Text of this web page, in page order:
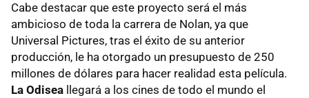
Cabe destacar que este proyecto será el más
ambicioso de toda la carrera de Nolan, ya que
Universal Pictures, tras el éxito de su anterior
producción, le ha otorgado un presupuesto de 250
millones de dólares para hacer realidad esta película.
La Odisea llegará a los cines de todo el mundo el